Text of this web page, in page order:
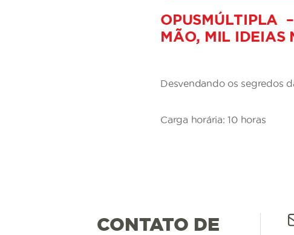
OPUSMÚLTIPLA
MÃO, MIL IDEIAS
Desvendando os segredos
Carga horária: 10 horas
CONTATO DE